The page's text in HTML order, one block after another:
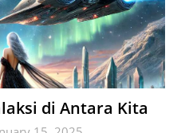
di Antara Kita